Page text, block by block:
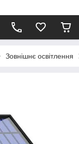
Зовнішнє освітлення